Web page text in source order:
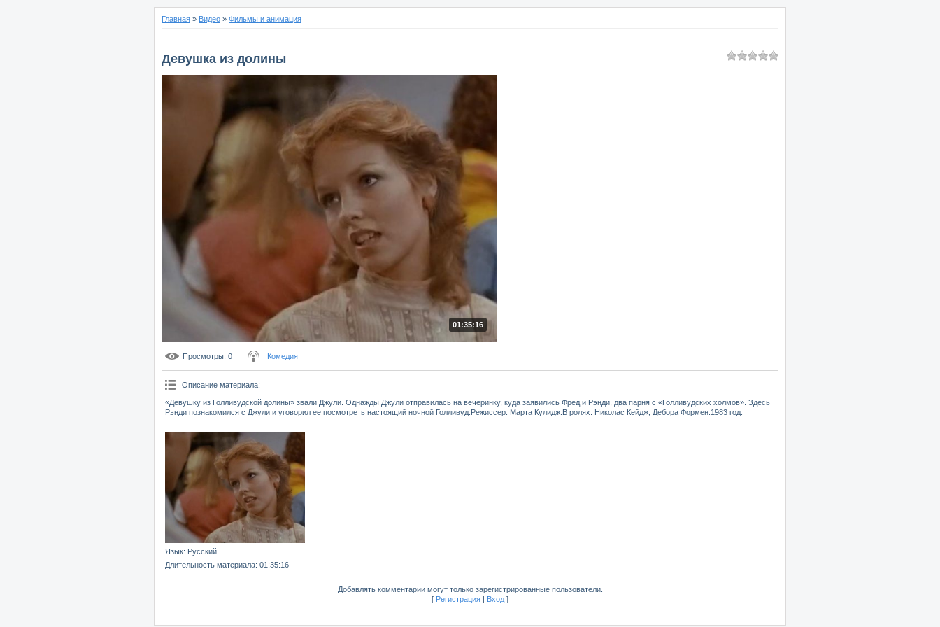
Главная » Видео » Фильмы и анимация
Девушка из долины
01:35:16
Просмотры: 0 Комедия
Описание материала:
«Девушку из Голливудской долины» звали Джули. Однажды Джули отправилась на вечеринку, куда заявились Фред и Рэнди, два парня с «Голливудских холмов». Здесь
Рэнди познакомился с Джули и уговорил ее посмотреть настоящий ночной Голливуд.Режиссер: Марта Кулидж.В ролях: Николас Кейдж, Дебора Формен.1983 год.
Язык: Русский
Длительность материала: 01:35:16
Добавлять комментарии могут только зарегистрированные пользователи.
[ Регистрация | Вход ]